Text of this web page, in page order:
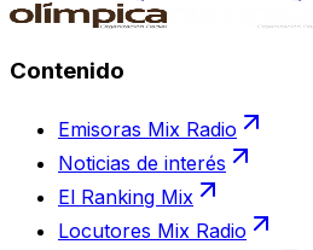
Contenido
Emisoras Mix Radio
Noticias de interés
El Ranking Mix
Locutores Mix Radio